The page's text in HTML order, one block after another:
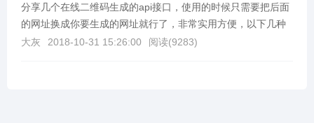
分享几个在线二维码生成的api接口，使用的时候只需要把后面
的网址换成你要生成的网址就行了，非常实用方便，以下几种
任选其一即可1.lofter：https://w...
大灰 2018-10-31 15:26:00 阅读(9283)